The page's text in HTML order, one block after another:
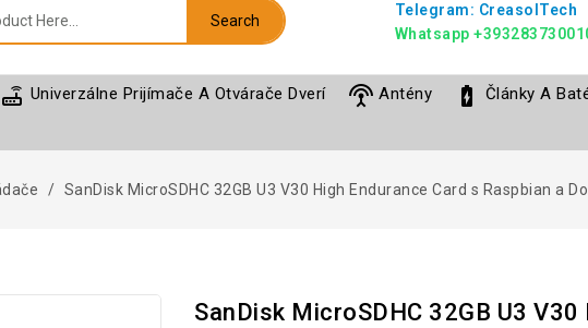
Telegram: CreasolTech
Whatsapp
Search
router Univerzálne Prijímače A Otvárače Dverí settings_input_antenna Antény battery_charging_full Články A
SanDisk MicroSDHC 32GB U3 V30 High Endurance Card s Raspbian a
SanDisk MicroSDHC 32GB U3